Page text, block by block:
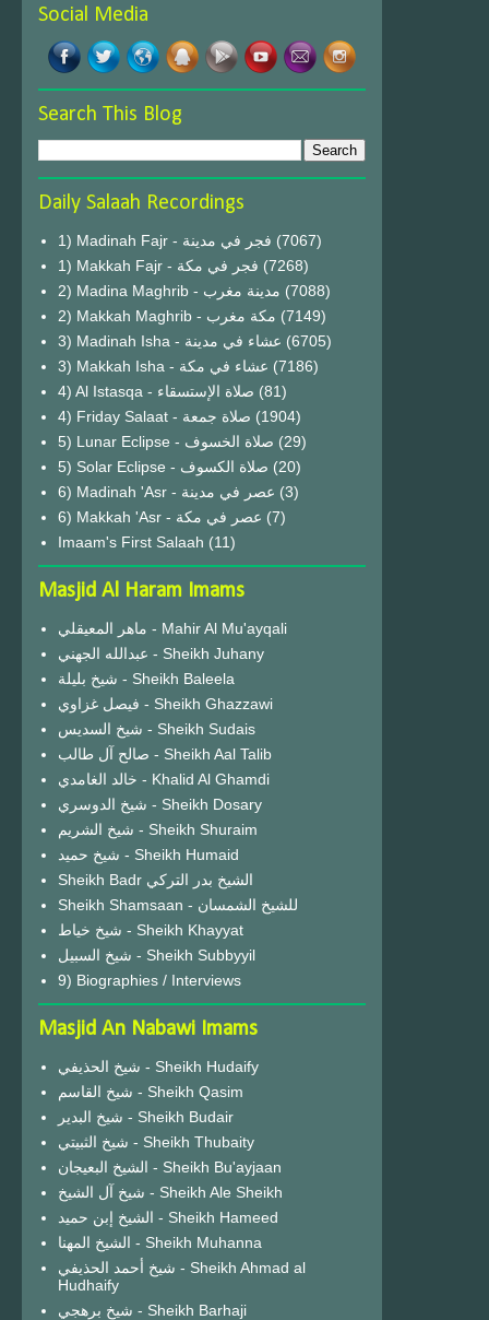
Social Media
Search This Blog
Daily Salaah Recordings
1) Madinah Fajr - فجر في مدينة (7067)
1) Makkah Fajr - فجر في مكة (7268)
2) Madina Maghrib - مدينة مغرب (7088)
2) Makkah Maghrib - مكة مغرب (7149)
3) Madinah Isha - عشاء في مدينة (6705)
3) Makkah Isha - عشاء في مكة (7186)
4) Al Istasqa - صلاة الإستسقاء (81)
4) Friday Salaat - صلاة جمعة (1904)
5) Lunar Eclipse - صلاة الخسوف (29)
(20)
6) Madinah 'Asr - عصر في مدينة (3)
6) Makkah 'Asr - عصر في مكة (7)
Imaam's First Salaah (11)
Masjid Al Haram Imams
ماهر المعيقلي - Mahir Al Mu'ayqali
عبدالله الجهني - Sheikh Juhany
شيخ بليلة - Sheikh Baleela
فيصل غزاوي - Sheikh Ghazzawi
شيخ السديس - Sheikh Sudais
صالح آل طالب - Sheikh Aal Talib
خالد الغامدي - Khalid Al Ghamdi
شيخ الدوسري - Sheikh Dosary
شيخ الشريم - Sheikh Shuraim
شيخ حميد - Sheikh Humaid
Sheikh Badr الشيخ بدر التركي
Sheikh Shamsaan - للشيخ الشمسان
شيخ خياط - Sheikh Khayyat
شيخ السبيل - Sheikh Subbyyil
9) Biographies / Interviews
Masjid An Nabawi Imams
شيخ الحذيفي - Sheikh Hudaify
شيخ القاسم - Sheikh Qasim
شيخ البدير - Sheikh Budair
شيخ الثبيتي - Sheikh Thubaity
الشيخ البعيجان - Sheikh Bu'ayjaan
شيخ آل الشيخ - Sheikh Ale Sheikh
الشيخ إبن حميد - Sheikh Hameed
الشيخ المهنا - Sheikh Muhanna
شيخ أحمد الحذيفي - Sheikh Ahmad al
Hudhaify
شيخ برهجي - Sheikh Barhaji